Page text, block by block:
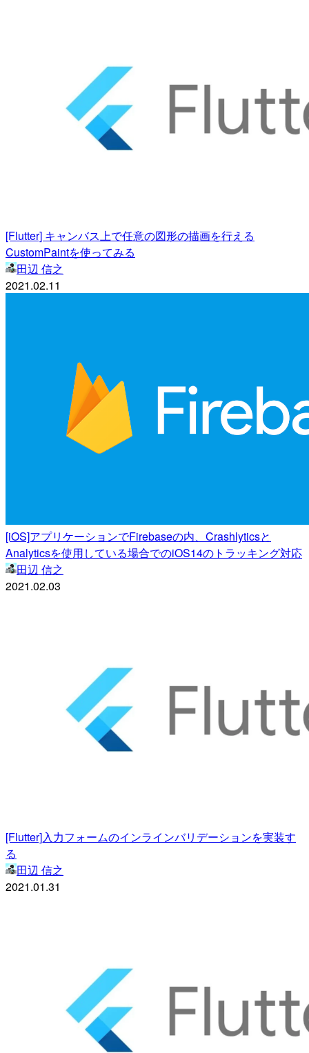
[Flutter] キャンバス上で任意の図形の描画を行える
CustomPaintを使ってみる
田辺 信之
2021.02.11
[iOS]アプリケーションでFirebaseの内、Crashlyticsと
Analyticsを使用している場合でのiOS14のトラッキング対応
田辺 信之
2021.02.03
[Flutter]入力フォームのインラインバリデーションを実装す
る
田辺 信之
2021.01.31